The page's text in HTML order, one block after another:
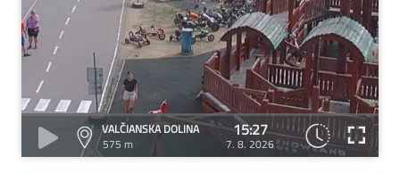
VALČIANSKA DOLINA
575 m
15:27
7. 8. 2026